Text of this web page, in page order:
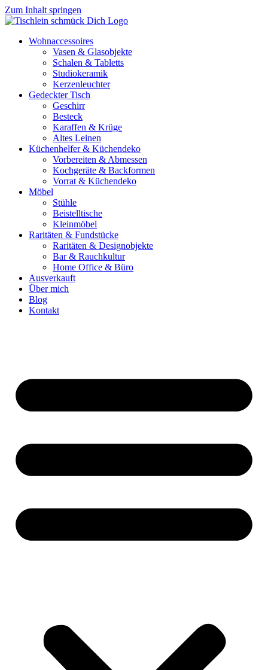
Zum Inhalt springen
Wohnaccessoires
Vasen & Glasobjekte
Schalen & Tabletts
Studiokeramik
Kerzenleuchter
Gedeckter Tisch
Geschirr
Besteck
Karaffen & Krüge
Altes Leinen
Küchenhelfer & Küchendeko
Vorbereiten & Abmessen
Kochgeräte & Backformen
Vorrat & Küchendeko
Möbel
Stühle
Beistelltische
Kleinmöbel
Raritäten & Fundstücke
Raritäten & Designobjekte
Bar & Rauchkultur
Home Office & Büro
Ausverkauft
Über mich
Blog
Kontakt